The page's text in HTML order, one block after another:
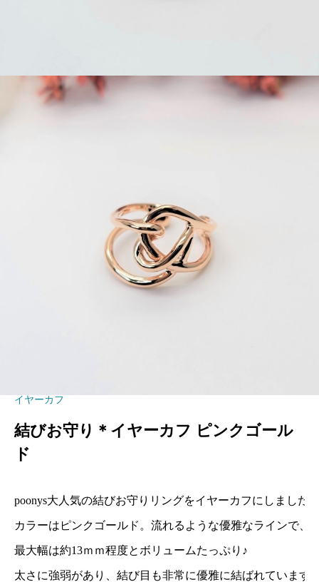
イヤーカフ
結びお守り＊イヤーカフ ピンクゴール
ド
poonys大人気の結びお守りリングをイヤーカフにしました
カラーはピンクゴールド。流れるような優雅なラインで、
最大幅は約13ｍｍ程度とボリュームたっぷり♪
太さに強弱があり、結び目も非常に優雅に結ばれています